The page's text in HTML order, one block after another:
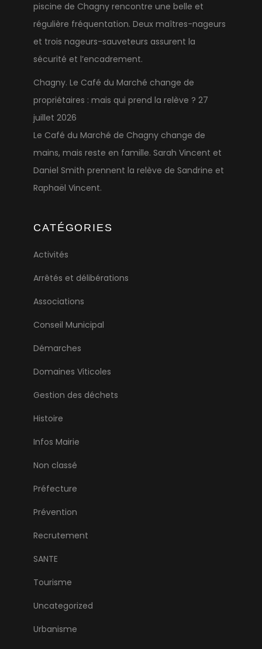
piscine de Chagny rencontre une belle et
régulière fréquentation. Deux maîtres-nageurs
et trois nageurs-sauveteurs assurent la
sécurité et l’encadrement.
Chagny. Le Café du Marché change de
propriétaires : mais qui prend la relève ? 27
juillet 2026
Le Café du Marché de Chagny change de
mains, mais reste en famille. Sarah Vincent et
Daniel Smith prennent la relève de Sandrine et
Raphaël Vincent.
CATÉGORIES
Activités
Arrêtés et délibérations
Associations
Conseil Municipal
Démarches
Domaines Viticoles
Gestion des déchets
Histoire
Infos Mairie
Non classé
Préfecture
Prévention
Recrutement
SANTE
Tourisme
Uncategorized
Urbanisme